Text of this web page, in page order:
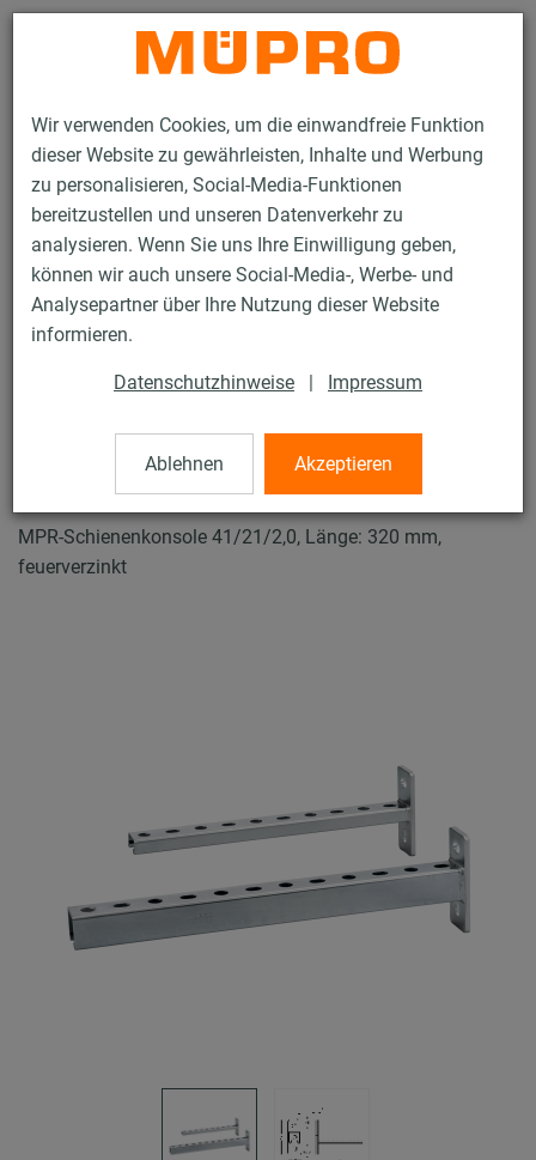
Wir verwenden Cookies, um die einwandfreie Funktion
dieser Website zu gewährleisten, Inhalte und Werbung
zu personalisieren, Social-Media-Funktionen
bereitzustellen und unseren Datenverkehr zu
analysieren. Wenn Sie uns Ihre Einwilligung geben,
können wir auch unsere Social-Media-, Werbe- und
Analysepartner über Ihre Nutzung dieser Website
informieren.
Datenschutzhinweise | Impressum
Ablehnen Akzeptieren
Kontakt
Produkte Befestigungstechnik
Lüftungsbefestigung
Installationsschienen für die Lüftungsbefestigung
MPR-Systemschienen (leichter bis mittlerer Lastbereich)
MPR-Schienenkonsolen
7 / 64
MPR-Schienenkonsolen
MPR-Schienenkonsole 41/21/2,0, Länge: 320 mm,
feuerverzinkt